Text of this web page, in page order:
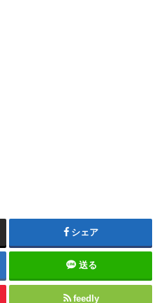
シェア
送る
feedly